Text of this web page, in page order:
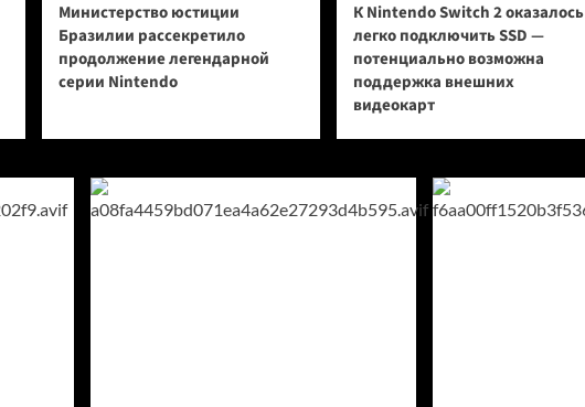
Министерство юстиции
Бразилии рассекретило
продолжение легендарной
серии Nintendo
К Nintendo Switch 2 оказалось
легко подключить SSD —
потенциально возможна
поддержка внешних
видеокарт